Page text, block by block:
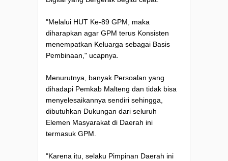
"Melalui HUT Ke-89 GPM, maka
diharapkan agar GPM terus Konsisten
menempatkan Keluarga sebagai Basis
Pembinaan," ucapnya.
Menurutnya, banyak Persoalan yang
dihadapi Pemkab Malteng dan tidak bisa
menyelesaikannya sendiri sehingga,
dibutuhkan Dukungan dari seluruh
Elemen Masyarakat di Daerah ini
termasuk GPM.
"Karena itu, selaku Pimpinan Daerah ini